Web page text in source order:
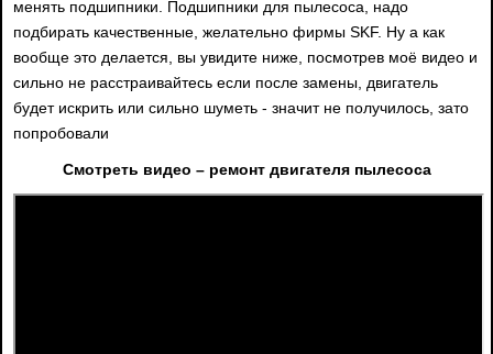
менять подшипники. Подшипники для пылесоса, надо
подбирать качественные, желательно фирмы SKF. Ну а как
вообще это делается, вы увидите ниже, посмотрев моё видео и
сильно не расстраивайтесь если после замены, двигатель
будет искрить или сильно шуметь - значит не получилось, зато
попробовали
Смотреть видео – ремонт двигателя пылесоса